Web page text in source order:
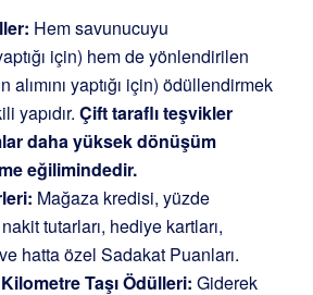
Hem savunucuyu
için) hem de yönlendirilen
alımını yaptığı için) ödüllendirmek
yapıdır. Çift taraflı teşvikler
daha yüksek dönüşüm
eğilimindedir.
Mağaza kredisi, yüzde
tutarları, hediye kartları,
hatta özel Sadakat Puanları.
Taşı Ödülleri: Giderek